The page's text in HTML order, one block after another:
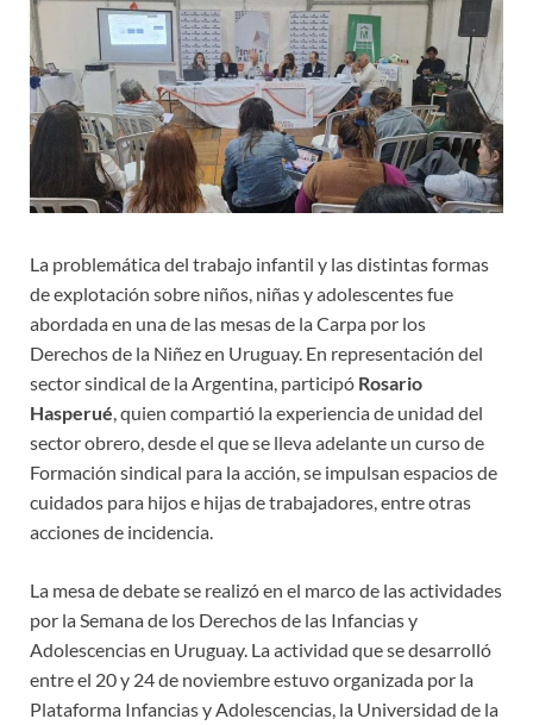
La problemática del trabajo infantil y las distintas formas
de explotación sobre niños, niñas y adolescentes fue
abordada en una de las mesas de la Carpa por los
Derechos de la Niñez en Uruguay. En representación del
sector sindical de la Argentina, participó Rosario
Hasperué, quien compartió la experiencia de unidad del
sector obrero, desde el que se lleva adelante un curso de
Formación sindical para la acción, se impulsan espacios de
cuidados para hijos e hijas de trabajadores, entre otras
acciones de incidencia.
La mesa de debate se realizó en el marco de las actividades
por la Semana de los Derechos de las Infancias y
Adolescencias en Uruguay. La actividad que se desarrolló
entre el 20 y 24 de noviembre estuvo organizada por la
Plataforma Infancias y Adolescencias, la Universidad de la